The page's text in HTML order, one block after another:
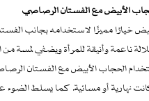
الأبيض مع الفستان الرصاصي
خيارًا مميزًا لاستخدامه بجانب
ناعمة وأنيقة للمرأة ويضفي لمسة من
الحجاب الأبيض مع الفستان
نهارية أو مسائية. كما يسلط الضوء